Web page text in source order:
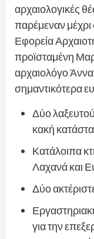
αρχαιολογικές
παρέμεναν
Εφορεία
προϊσταμένη
αρχαιολόγο
σημαντικότερα
Δύο
κακή
Κατάλοιπα
Λαχανά και
Δύο
για την